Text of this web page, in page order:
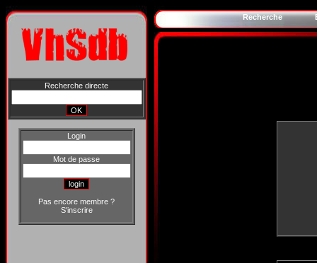
Recherche directe
Login
Mot de passe
Pas encore membre ?
S'inscrire
Recherche